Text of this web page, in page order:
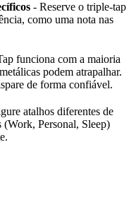
- Reserve o triple-tap
como uma nota nas
funciona com a maioria
podem atrapalhar.
de forma confiável.
atalhos diferentes de
Personal, Sleep)